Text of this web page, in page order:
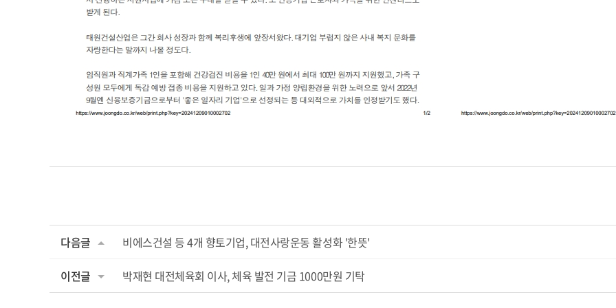
다음글 비에스건설 등 4개 향토기업, 대전사랑운동 활성화 '한뜻'
이전글 박재현 대전체육회 이사, 체육 발전 기금 1000만원 기탁